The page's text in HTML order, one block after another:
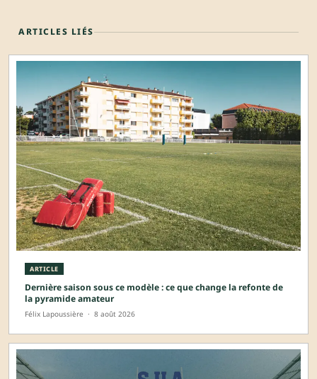
ARTICLES LIÉS
ARTICLE
Dernière saison sous ce modèle : ce que change la refonte de
la pyramide amateur
Félix Lapoussière · 8 août 2026